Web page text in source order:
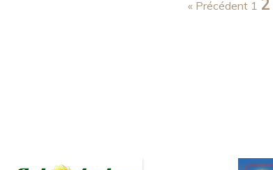
« Précédent 1 2